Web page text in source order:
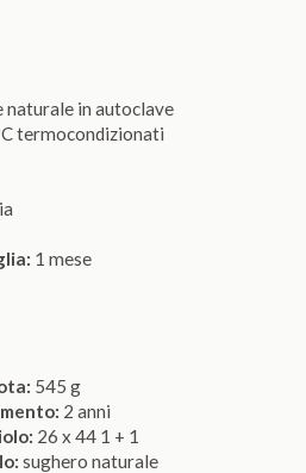
naturale in autoclave
termocondizionati
1 mese
545 g
2 anni
26 x 44 1 + 1
sughero naturale